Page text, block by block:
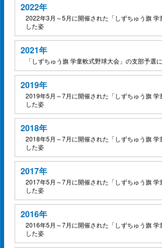
2022年
2022年3月～5月に開催された「しずちゅう旗
した姿
2021年
「しずちゅう旗 学童軟式野球大会」の支部予選
2019年
2019年5月～7月に開催された「しずちゅう旗
した姿
2018年
2018年5月～7月に開催された「しずちゅう旗
した姿
2017年
2017年5月～7月に開催された「しずちゅう旗
した姿
2016年
2016年5月～7月に開催された「しずちゅう旗
した姿